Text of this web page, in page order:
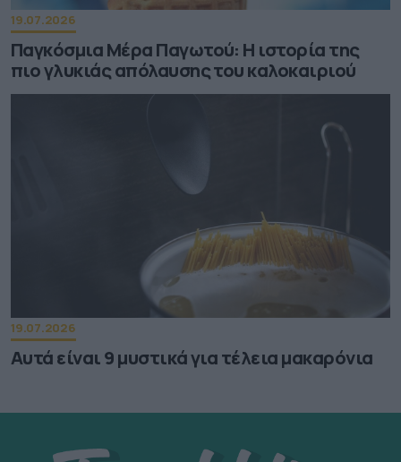
19.07.2026
Παγκόσμια Μέρα Παγωτού: Η ιστορία της
πιο γλυκιάς απόλαυσης του καλοκαιριού
19.07.2026
Αυτά είναι 9 μυστικά για τέλεια μακαρόνια